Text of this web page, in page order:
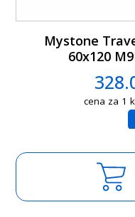
Mystone
60x120
cena za 1